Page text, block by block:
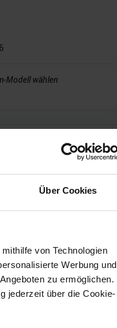
Über Cookies
von Technologien
Werbung und
zu ermöglichen.
jederzeit über die Cookie-
Modell wählen